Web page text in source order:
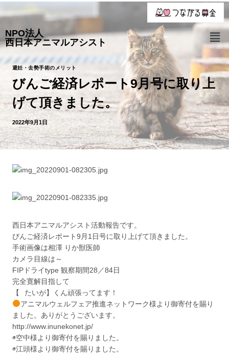
NPO法人
西日本アニマルアシスト
避妊・去勢手術のメリット
びんご経済レポート9月号に取り上
げて頂きました。
2022年9月1日
西日本アニマルアシスト活動報告です。
びんご経済レポート9月1日号に取り上げて頂きました。
手術画像は相澤 りか獣医師
カメラ目線は～
FIPドライtype 観察期間28／84日
完全寛解目指して
【⠀たいが】くん頑張ってます！
アニマルウェルフェア推進ネットワーク様より御寄付を賜り
ました。ありがとうございます。
http://www.inunekonet.jp/
◉空中様より御寄付を賜りました。
◉江頭様より御寄付を賜りました。